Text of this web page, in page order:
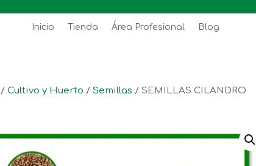
Inicio Tienda Área Profesional Blog
/ Cultivo y Huerto / Semillas / SEMILLAS CILANDRO